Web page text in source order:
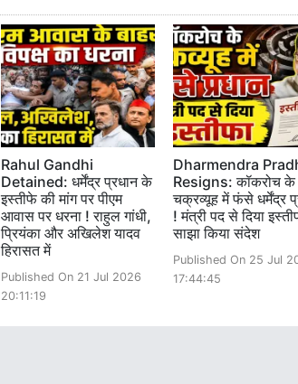
Rahul Gandhi
Detained: धर्मेंद्र प्रधान के
इस्तीफे की मांग पर पीएम
आवास पर धरना ! राहुल गांधी,
प्रियंका और अखिलेश यादव
हिरासत में
Published On 21 Jul 2026
20:11:19
Dharmendra
Resigns: कॉकरोच के
चक्रव्यूह में फंसे धर्मेंद्र
! मंत्री पद से दिया
साझा किया संदेश
Published On 25 Jul
17:44:45